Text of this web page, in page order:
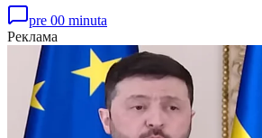
pre 00 minuta
Реклама